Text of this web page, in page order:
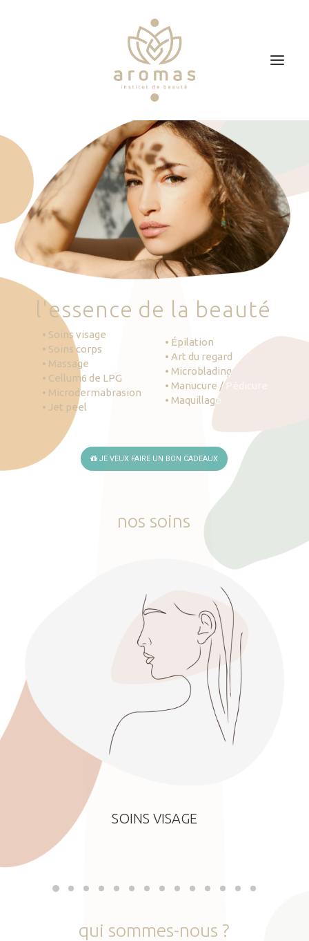
Soins
Je veux faire un bon cadeau
Plan d’accès
Prendre RDV
'essence de la beauté
• Soins visage
• Soins corps
• Massage
• Cellum6 de LPG
• Microdermabrasion
• Jet peel
• Épilation
• Art du regard
• Microblading
• Manucure / Pédicure
• Maquillage
JE VEUX FAIRE UN BON CADEAUX
nos soins
SOINS VISAGE
qui sommes-nous ?